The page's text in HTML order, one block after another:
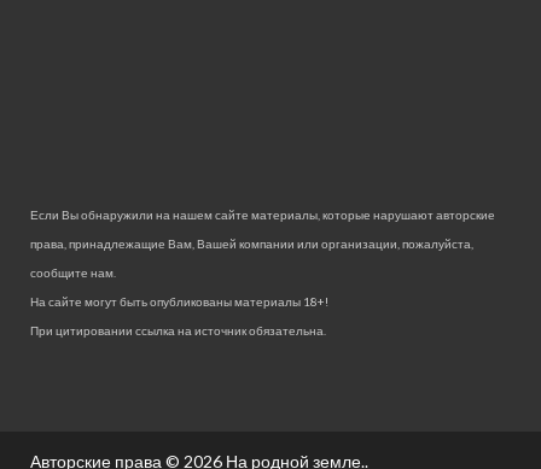
Если Вы обнаружили на нашем сайте материалы, которые нарушают авторские
права, принадлежащие Вам, Вашей компании или организации, пожалуйста,
сообщите нам.
На сайте могут быть опубликованы материалы 18+!
При цитировании ссылка на источник обязательна.
Авторские права © 2026 На родной земле..